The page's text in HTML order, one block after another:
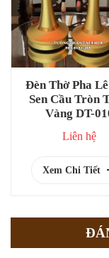
Đèn Thờ Pha
Sen Cầu Tròn
Vàng DT-
Liên hệ
Xem Chi Tiết